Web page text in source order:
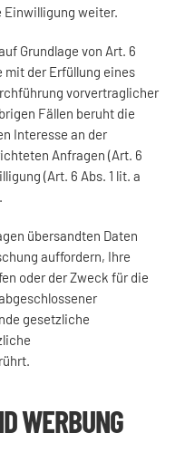
Einwilligung weiter.
Grundlage von Art. 6
mit der Erfüllung eines
vorvertraglicher
Fällen beruht die
Interesse an der
Anfragen (Art. 6
(Art. 6 Abs. 1 lit. a
übersandten Daten
auffordern, Ihre
oder der Zweck für die
gesetzliche
WERBUNG